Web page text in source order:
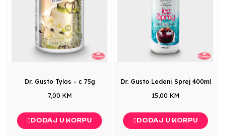
Dr. Gusto Tylos - c 75g
7,00 KM
DODAJ U KORPU
Dr. Gusto Ledeni Sprej 400ml
15,00 KM
DODAJ U KORPU